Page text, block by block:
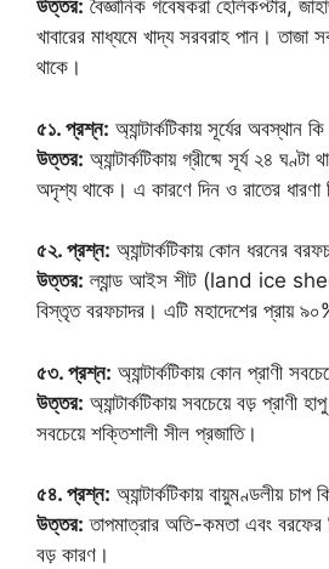
উত্তর: বৈজ্ঞানিক গবেষকরা হেলিকপ্টার,
খাবারের মাধ্যমে খাদ্য সরবরাহ পান। তাজা
থাকে।
৫১. প্রশ্ন: অ্যান্টার্কটিকায় সূর্যের
উত্তর: অ্যান্টার্কটিকায় গ্রীষ্মে সূর্য ২৪
অদৃশ্য থাকে। এ কারণে দিন ও রাতের
৫২. প্রশ্ন: অ্যান্টার্কটিকায় কোন ধরনের
উত্তর: ল্যান্ড আইস শীট (land ice sheet)
বিস্তৃত বরফচাদর। এটি মহাদেশের প্রায়
৫৩. প্রশ্ন: অ্যান্টার্কটিকায় কোন প্রাণী
উত্তর: অ্যান্টার্কটিকায় সবচেয়ে বড়
সবচেয়ে শক্তিশালী সীল প্রজাতি।
৫৪. প্রশ্ন: অ্যান্টার্কটিকায় বায়ুমণ্ডলীয় চাপ
উত্তর: তাপমাত্রার অতি-কমতা এবং বরফের
বড় কারণ।